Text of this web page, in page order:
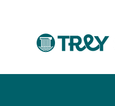
Siirry
-